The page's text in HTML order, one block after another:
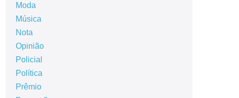
Moda
Música
Nota
Opinião
Policial
Política
Prêmio